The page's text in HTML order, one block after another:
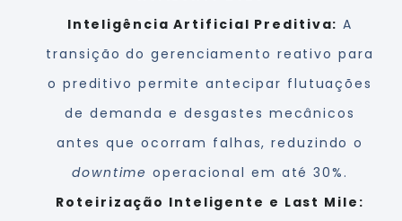
Inteligência Artificial Preditiva: A
transição do gerenciamento reativo para
o preditivo permite antecipar flutuações
de demanda e desgastes mecânicos
antes que ocorram falhas, reduzindo o
downtime operacional em até 30%.
Roteirização Inteligente e Last Mile: